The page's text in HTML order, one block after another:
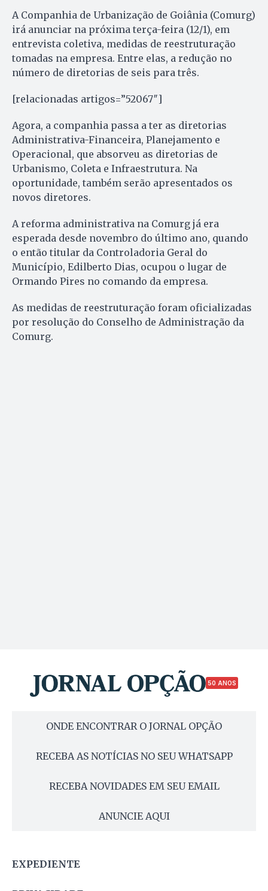
A Companhia de Urbanização de Goiânia (Comurg)
irá anunciar na próxima terça-feira (12/1), em
entrevista coletiva, medidas de reestruturação
tomadas na empresa. Entre elas, a redução no
número de diretorias de seis para três.
[relacionadas artigos=”52067″]
Agora, a companhia passa a ter as diretorias
Administrativa-Financeira, Planejamento e
Operacional, que absorveu as diretorias de
Urbanismo, Coleta e Infraestrutura. Na
oportunidade, também serão apresentados os
novos diretores.
A reforma administrativa na Comurg já era
esperada desde novembro do último ano, quando
o então titular da Controladoria Geral do
Município, Edilberto Dias, ocupou o lugar de
Ormando Pires no comando da empresa.
As medidas de reestruturação foram oficializadas
por resolução do Conselho de Administração da
Comurg.
50 ANOS
ONDE ENCONTRAR O JORNAL OPÇÃO
RECEBA AS NOTÍCIAS NO SEU WHATSAPP
RECEBA NOVIDADES EM SEU EMAIL
ANUNCIE AQUI
EXPEDIENTE